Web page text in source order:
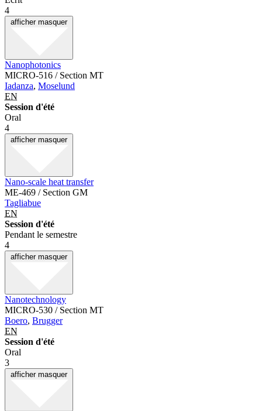
4
afficher masquer
Nanophotonics
MICRO-516 / Section MT
Iadanza, Moselund
EN
Session d'été
Oral
4
afficher masquer
Nano-scale heat transfer
ME-469 / Section GM
Tagliabue
EN
Session d'été
Pendant le semestre
4
afficher masquer
Nanotechnology
MICRO-530 / Section MT
Boero, Brugger
EN
Session d'été
Oral
3
afficher masquer